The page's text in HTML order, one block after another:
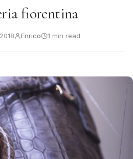
fiorentina
Enrico 1 min read